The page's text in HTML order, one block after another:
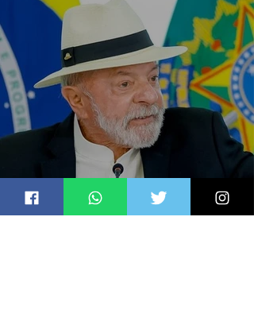
Lula sanciona PL que amplia
pena para crimes digitais